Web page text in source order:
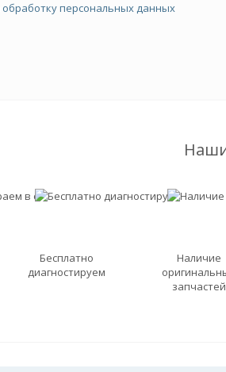
обработку персональных данных
Бесплатно
диагностируем
Наличие
запчастей